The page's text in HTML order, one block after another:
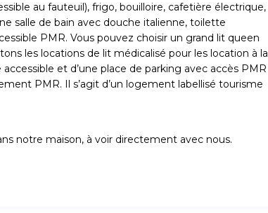
au fauteuil), frigo, bouilloire, cafetière électrique,
salle de bain avec douche italienne, toilette
PMR. Vous pouvez choisir un grand lit queen
les locations de lit médicalisé pour les location à la
et d’une place de parking avec accès PMR
PMR. Il s’agit d’un logement labellisé tourisme
notre maison, à voir directement avec nous.